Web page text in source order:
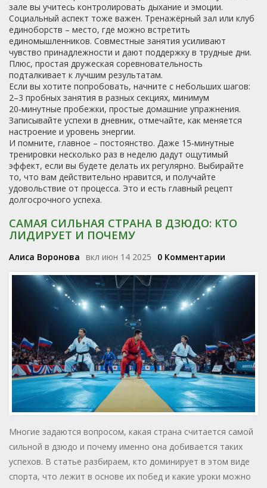
зале вы учитесь контролировать дыхание и эмоции.
Социальный аспект тоже важен. Тренажёрный зал или клуб
единоборств – место, где можно встретить
единомышленников. Совместные занятия усиливают
чувство принадлежности и дают поддержку в трудные дни.
Плюс, простая дружеская соревновательность
подталкивает к лучшим результатам.
Если вы хотите попробовать, начните с небольших шагов:
2–3 пробных занятия в разных секциях, минимум
20‑минутные пробежки, простые домашние упражнения.
Записывайте успехи в дневник, отмечайте, как меняется
настроение и уровень энергии.
И помните, главное – постоянство. Даже 15‑минутные
тренировки несколько раз в неделю дадут ощутимый
эффект, если вы будете делать их регулярно. Выбирайте
то, что вам действительно нравится, и получайте
удовольствие от процесса. Это и есть главный рецепт
долгосрочного успеха.
САМАЯ СИЛЬНАЯ СТРАНА В ДЗЮДО: КТО
ЛИДИРУЕТ И ПОЧЕМУ
Алиса Воронова вкл июн 14 2025 0 Комментарии
Многие задаются вопросом, какая страна считается самой
сильной в дзюдо и почему именно она добивается таких
успехов. В статье разбираем, кто доминирует в этом виде
спорта, что лежит в основе их побед и какие уроки можно